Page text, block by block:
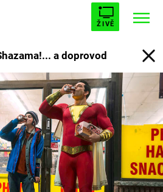
ŽIVĚ
BUFFY, PŘEMOŽITELKA UPÍRŮ
AVENGERS 5
a doprovod